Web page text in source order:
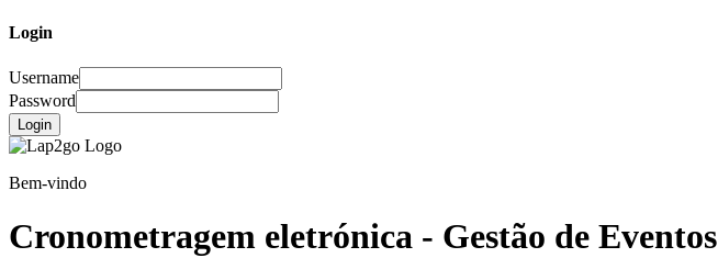
Login
Username
Password
Login
Bem-vindo
Cronometragem eletrónica - Gestão de Eventos